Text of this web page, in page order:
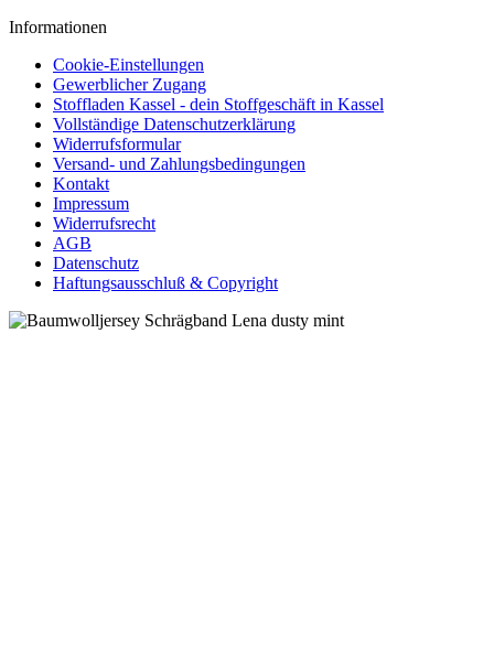
Informationen
Cookie-Einstellungen
Gewerblicher Zugang
Stoffladen Kassel - dein Stoffgeschäft in Kassel
Vollständige Datenschutzerklärung
Widerrufsformular
Versand- und Zahlungsbedingungen
Kontakt
Impressum
Widerrufsrecht
AGB
Datenschutz
Haftungsausschluß & Copyright